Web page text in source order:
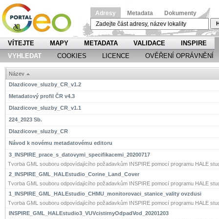
Adresy Metadata Dokumenty
VÍTEJTE MAPY METADATA VALIDACE
INSPIRE
VYHLEDAT
COOKIES LICENCE OVĚŘENÍ OPRÁVNĚNÍ
Název
Dlazdicove_sluzby_CR_v1.2
Metadatový profil ČR v4.3
Dlazdicove_sluzby_CR_v1.1
224_2023 Sb.
Dlazdicove_sluzby_CR
Návod k novému metadatovému editoru
3_INSPIRE_prace_s_datovymi_specifikacemi_20200717
Tvorba GML souboru odpovídajícího požadavkům INSPIRE pomocí programu HALE
2_INSPIRE_GML_HALEstudio_Corine_Land_Cover
Tvorba GML souboru odpovídajícího požadavkům INSPIRE pomocí programu HALE
1_INSPIRE_GML_HALEstudio_CHMU_monitorovaci_stanice_vality ovzdusi
Tvorba GML souboru odpovídajícího požadavkům INSPIRE pomocí programu HALE
INSPIRE_GML_HALEstudio3_VUVcistirnyOdpadVod_20201203